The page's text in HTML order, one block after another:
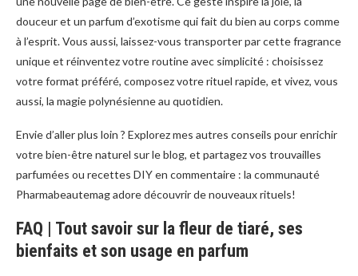
douceur et un parfum d’exotisme qui fait du bien au corps comme
à l’esprit. Vous aussi, laissez-vous transporter par cette fragrance
unique et réinventez votre routine avec simplicité : choisissez
votre format préféré, composez votre rituel rapide, et vivez, vous
aussi, la magie polynésienne au quotidien.
Envie d’aller plus loin ? Explorez mes autres conseils pour enrichir
votre bien-être naturel sur le blog, et partagez vos trouvailles
parfumées ou recettes DIY en commentaire : la communauté
Pharmabeautemag adore découvrir de nouveaux rituels!
FAQ | Tout savoir sur la fleur de tiaré, ses
bienfaits et son usage en parfum